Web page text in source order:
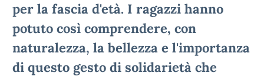
per la fascia d'età. I ragazzi hanno
potuto così comprendere, con
naturalezza, la bellezza e l'importanza
di questo gesto di solidarietà che